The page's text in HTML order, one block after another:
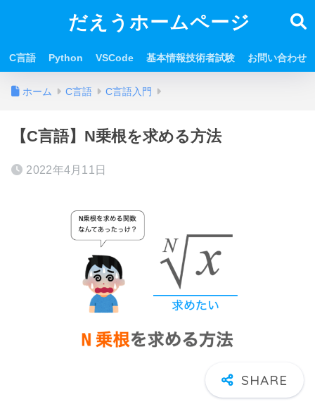
だえうホームページ
C言語 Python VSCode 基本情報技術者試験 お問い合わせ
ホーム C言語 C言語入門
【C言語】N乗根を求める方法
2022年4月11日